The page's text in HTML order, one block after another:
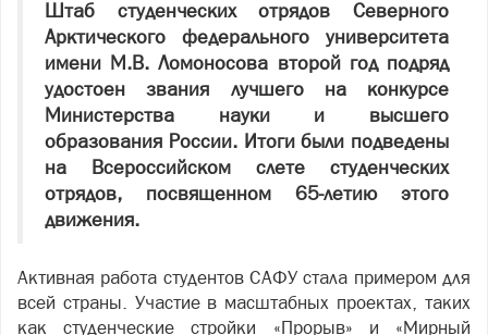
Штаб студенческих отрядов Северного
Арктического федерального университета
имени М.В. Ломоносова второй год подряд
удостоен звания лучшего на конкурсе
Министерства науки и высшего
образования России. Итоги были подведены
на Всероссийском слете студенческих
отрядов, посвященном 65-летию этого
движения.
Активная работа студентов САФУ стала примером для
всей страны. Участие в масштабных проектах, таких
как студенческие стройки «Прорыв» и «Мирный